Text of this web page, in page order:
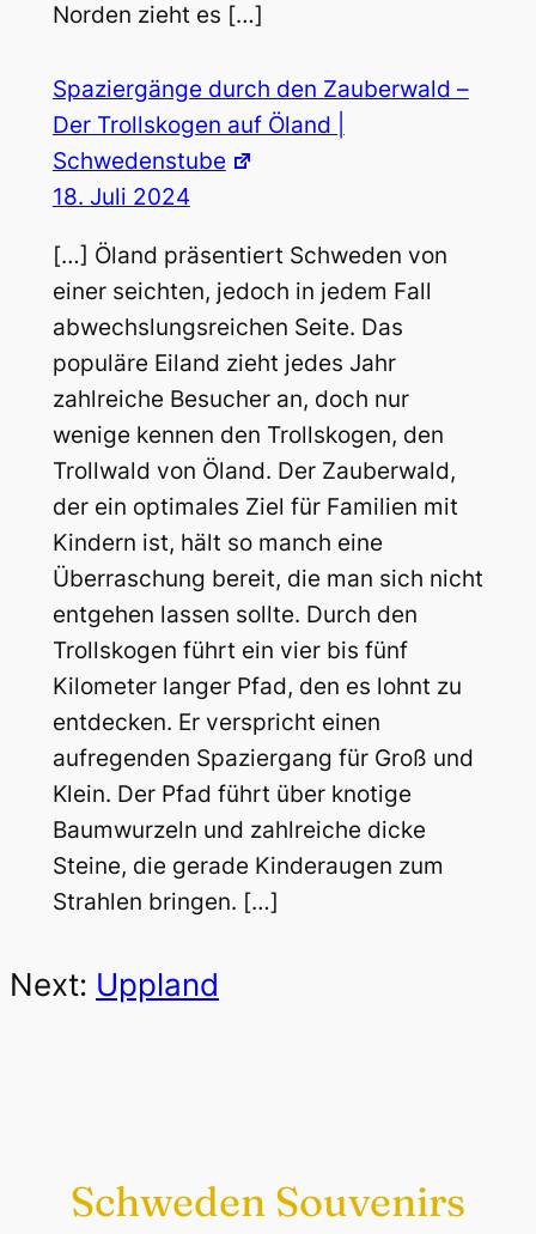
Norden zieht es […]
Spaziergänge durch den Zauberwald –
Der Trollskogen auf Öland |
Schwedenstube
18. Juli 2024
[…] Öland präsentiert Schweden von
einer seichten, jedoch in jedem Fall
abwechslungsreichen Seite. Das
populäre Eiland zieht jedes Jahr
zahlreiche Besucher an, doch nur
wenige kennen den Trollskogen, den
Trollwald von Öland. Der Zauberwald,
der ein optimales Ziel für Familien mit
Kindern ist, hält so manch eine
Überraschung bereit, die man sich nicht
entgehen lassen sollte. Durch den
Trollskogen führt ein vier bis fünf
Kilometer langer Pfad, den es lohnt zu
entdecken. Er verspricht einen
aufregenden Spaziergang für Groß und
Klein. Der Pfad führt über knotige
Baumwurzeln und zahlreiche dicke
Steine, die gerade Kinderaugen zum
Strahlen bringen. […]
Next: Uppland
Schweden Souvenirs